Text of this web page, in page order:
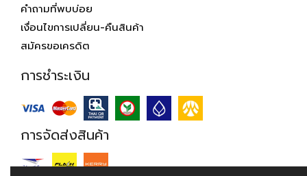
คำถามที่พบบ่อย
เงื่อนไขการเปลี่ยน-คืนสินค้า
สมัครขอเครดิต
การชำระเงิน
การจัดส่งสินค้า